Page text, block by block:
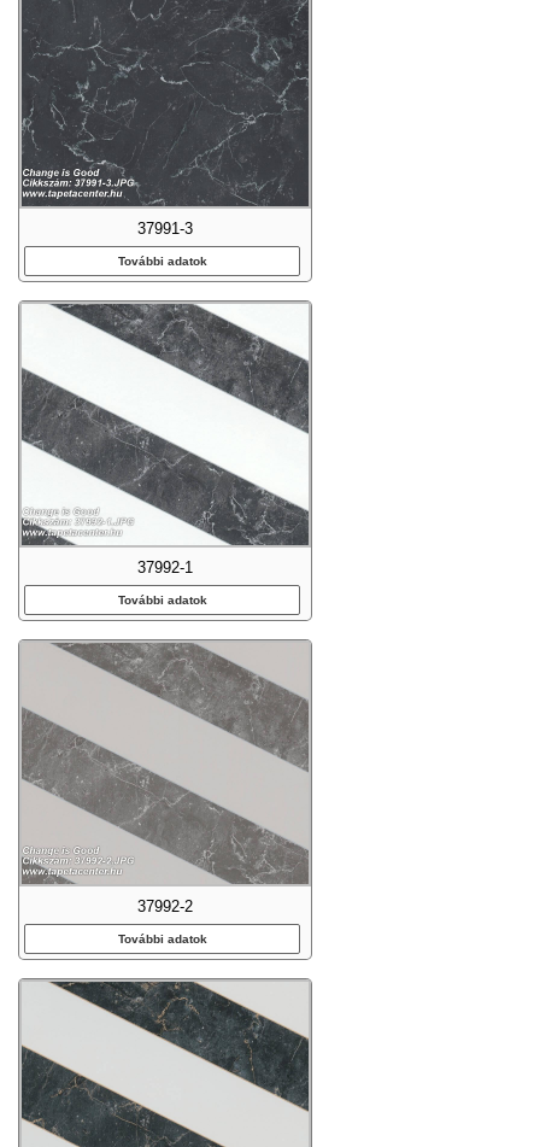
37991-3
További adatok
37992-1
További adatok
37992-2
További adatok